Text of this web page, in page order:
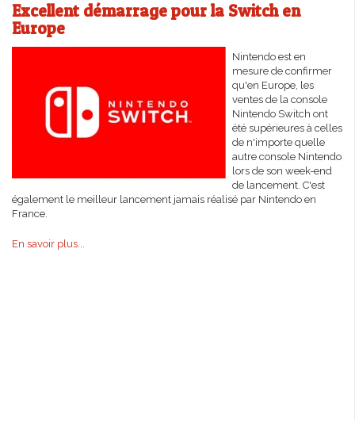
Excellent démarrage pour la Switch en
Europe
Nintendo est en
mesure de confirmer
qu'en Europe, les
ventes de la console
Nintendo Switch ont
été supérieures à celles
de n'importe quelle
autre console Nintendo
lors de son week-end
de lancement. C'est
également le meilleur lancement jamais réalisé par Nintendo en
France.
En savoir plus...